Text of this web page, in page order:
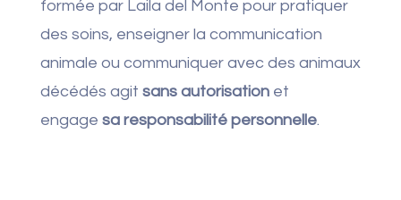
formée par Laila del Monte pour pratiquer
des soins, enseigner la communication
animale ou communiquer avec des animaux
décédés agit sans autorisationet
engage sa responsabilité personnelle.